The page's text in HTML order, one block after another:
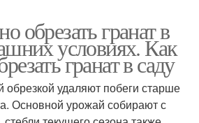
обрезать гранат в
условиях. Как
гранат в саду
обрезкой удаляют побеги старше
Основной урожай собирают с